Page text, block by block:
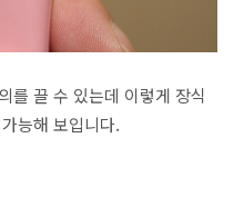
를 끌 수 있는데 이렇게 장식
능해 보입니다.